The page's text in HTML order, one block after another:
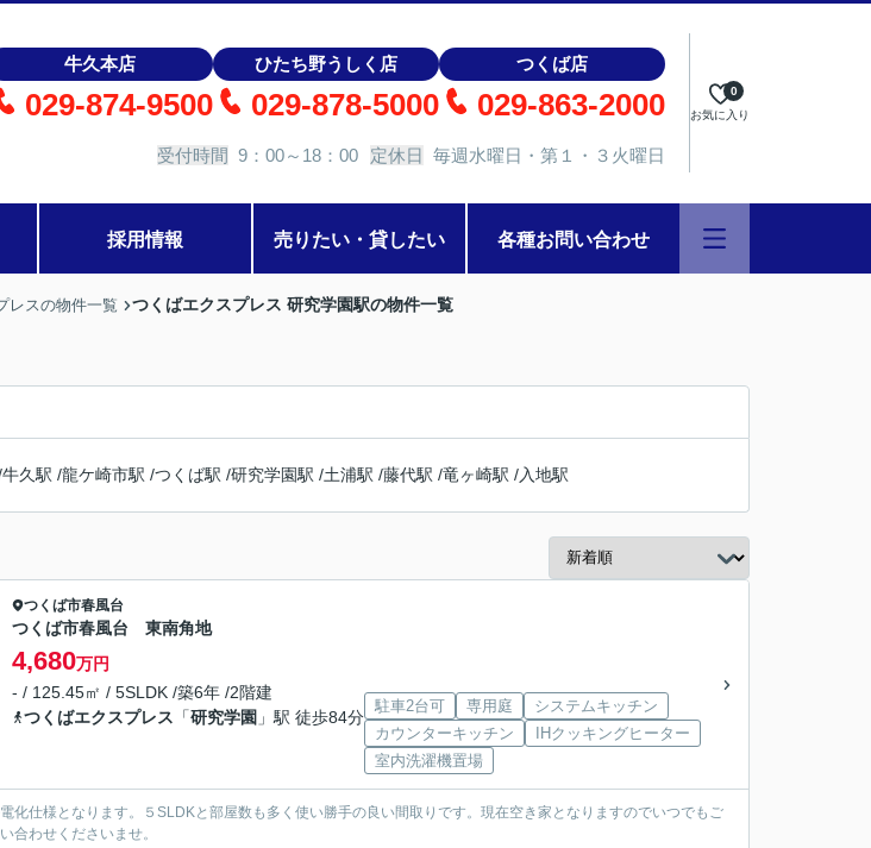
牛久本店
029-874-9500
ひたち野うしく店
029-878-5000
つくば店
029-863-2000
受付時間 9：00～18：00 定休日 毎週水曜日・第１・３火曜日
お気に入り
0
採用情報 売りたい・貸したい 各種お問い合わせ
レスの物件一覧 つくばエクスプレス 研究学園駅の物件一覧
牛久駅 /龍ケ崎市駅 /つくば駅 /研究学園駅 /土浦駅 /藤代駅 /竜ヶ崎駅 /入地駅
つくば市春風台
つくば市春風台 東南角地
4,680万円
- / 125.45㎡ / 5SLDK /築6年 /2階建
つくばエクスプレス 「研究学園 」駅 徒歩84分
駐車2台可 専用庭
システムキッチン
カウンターキッチン
IHクッキングヒーター
室内洗濯機置場
化仕様となります。５SLDKと部屋数も多く使い勝手の良い間取りです。現在空き家となりますのでいつでもご
合わせくださいませ。